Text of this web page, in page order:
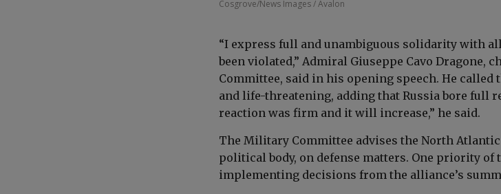
Cosgrove/News Images / Avalon
“I express full and unambiguous solidarity with
been violated,” Admiral Giuseppe Cavo Dragone,
Committee, said in his opening speech. He called
and life-threatening, adding that Russia bore full
reaction was firm and it will increase,” he said.
The Military Committee advises the North Atlantic
political body, on defense matters. One priority of
implementing decisions from the alliance’s